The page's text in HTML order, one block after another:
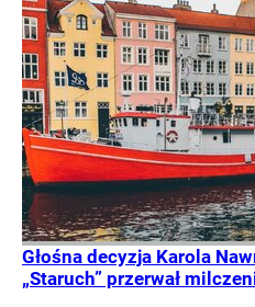
Głośna decyzja Karola
„Staruch” przerwał